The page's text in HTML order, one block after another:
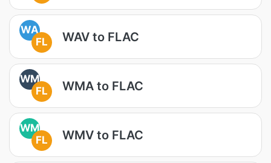
WA
FL
WAV to FLAC
WM
FL
WMA to FLAC
WM
FL
WMV to FLAC